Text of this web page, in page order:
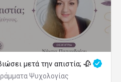
μετά την απιστία; 🥀
Ψυχολογίας